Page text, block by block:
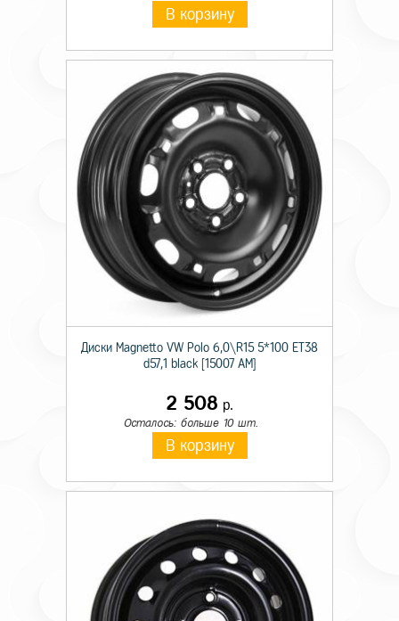
В корзину
Диски Magnetto VW Polo 6,0\R15 5*100 ET38
d57,1 black [15007 AM]
2 508 р.
Осталось: больше 10 шт.
В корзину